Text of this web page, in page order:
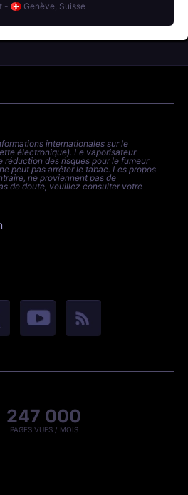
- Genève, Suisse
internationales sur le
électronique). Le vaporisateur
réduction des risques pour le fumeur
peut pas arrêter le tabac. Les propos
ne proviennent pas de
de doute, veuillez consulter votre
247 000
PAGES VUES / MOIS